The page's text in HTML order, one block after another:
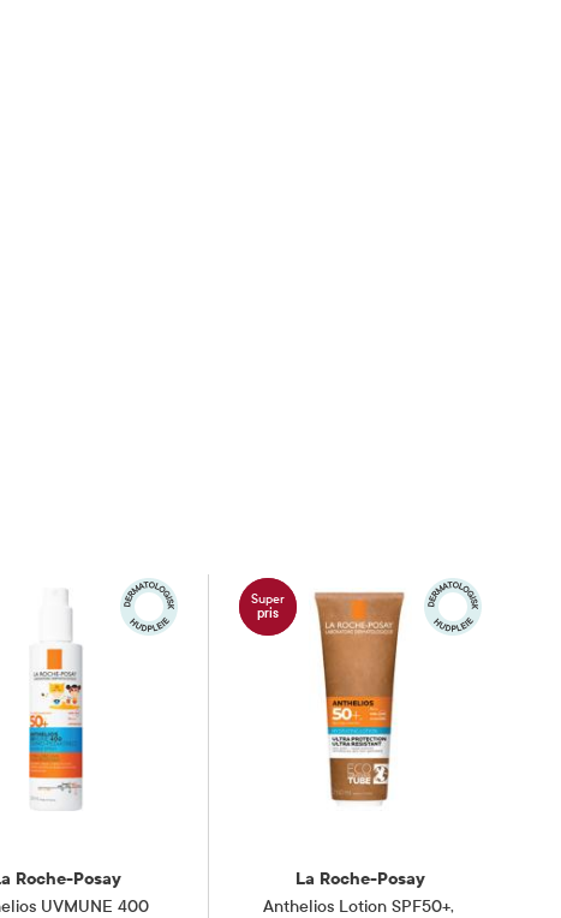
Roche-Posay
UVMUNE 400
Super
pris
La Roche-Posay
Anthelios Lotion SPF50+,